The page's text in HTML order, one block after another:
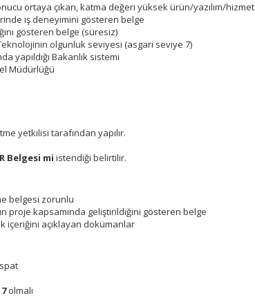
ortaya çıkan, katma değeri yüksek ürün/yazılım/hizmet
iş deneyimini gösteren belge
gösteren belge (süresiz)
olgunluk seviyesi (asgari seviye 7)
yapıldığı Bakanlık sistemi
Müdürlüğü
yetkilisi tarafından yapılır.
Belgesi mi istendiği belirtilir.
belgesi zorunlu
proje kapsamında geliştirildiğini gösteren belge
içeriğini açıklayan dokümanlar
olmalı